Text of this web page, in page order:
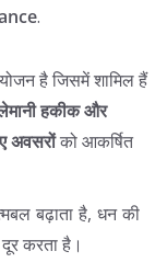
.
है जिसमें शामिल हैं
हकीक और
अवसरोंको आकर्षित
बढ़ाता है, धन की
करता है।